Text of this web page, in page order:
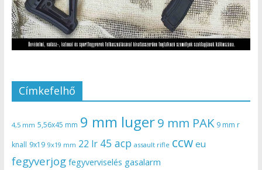
Címkefelhő
4,5 mm 5,56x45 mm 9 mm luger9 mm PAK 9 mm r
knall 9x19 9x19 mm 22 lr 45 acp assault rifle ccw eu
fegyverjog fegyverviselés gasalarm